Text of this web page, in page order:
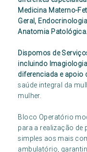
Medicina Materno-
Geral,
Anatomia Patológica.
Dispomos de
incluindo
diferenciada e apoio
saúde integral da
mulher.
Bloco Operatório
para a realização de
simples aos mais
ambulatório,